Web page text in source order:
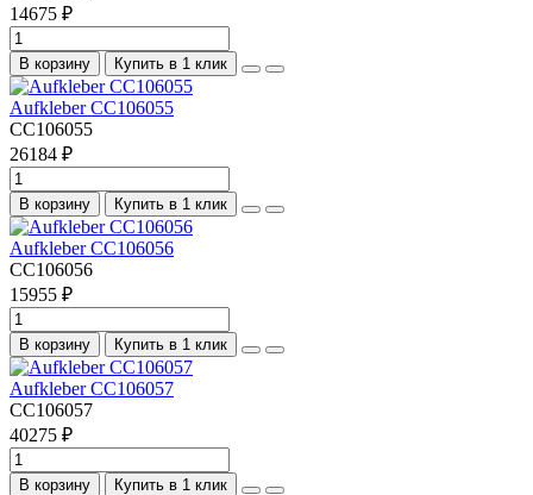
14675 ₽
В корзину Купить в 1 клик
Aufkleber CC106055
CC106055
26184 ₽
В корзину Купить в 1 клик
Aufkleber CC106056
CC106056
15955 ₽
В корзину Купить в 1 клик
Aufkleber CC106057
CC106057
40275 ₽
В корзину Купить в 1 клик